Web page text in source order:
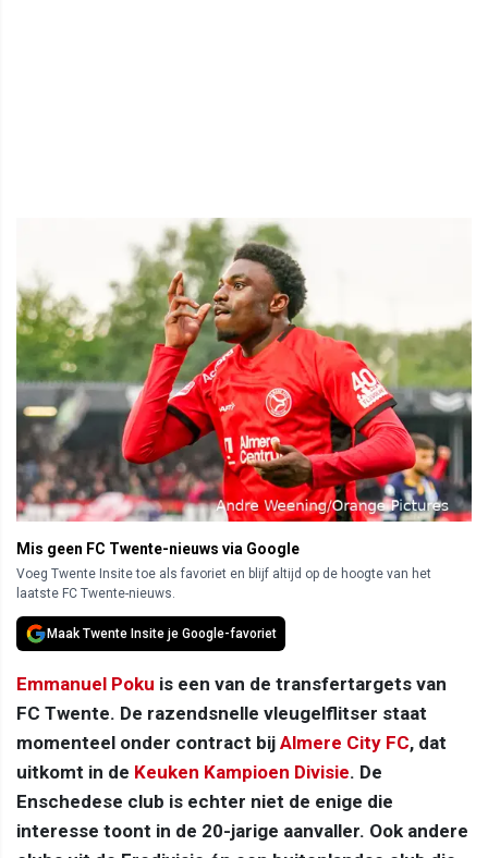
Mis geen FC Twente-nieuws via Google
Voeg Twente Insite toe als favoriet en blijf altijd op de hoogte van het
laatste FC Twente-nieuws.
Maak Twente Insite je Google-favoriet
Emmanuel Poku is een van de transfertargets van
FC Twente. De razendsnelle vleugelflitser staat
momenteel onder contract bij Almere City FC, dat
uitkomt in de Keuken Kampioen Divisie. De
Enschedese club is echter niet de enige die
interesse toont in de 20-jarige aanvaller. Ook andere